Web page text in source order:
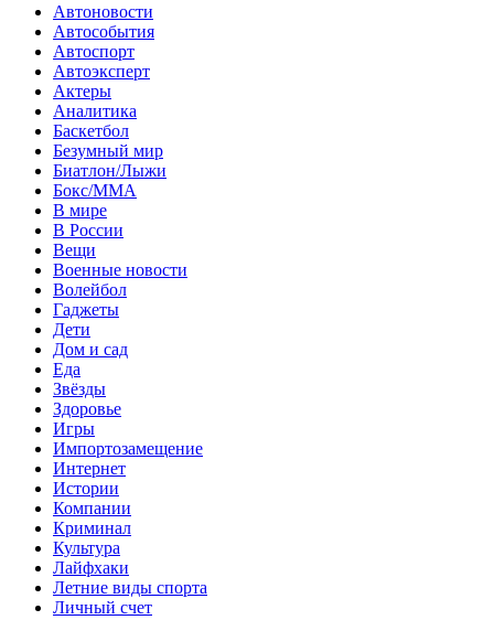
Автоновости
Автособытия
Автоспорт
Автоэксперт
Актеры
Аналитика
Баскетбол
Безумный мир
Биатлон/Лыжи
Бокс/MMA
В мире
В России
Вещи
Военные новости
Волейбол
Гаджеты
Дети
Дом и сад
Еда
Звёзды
Здоровье
Игры
Импортозамещение
Интернет
Истории
Компании
Криминал
Культура
Лайфхаки
Летние виды спорта
Личный счет